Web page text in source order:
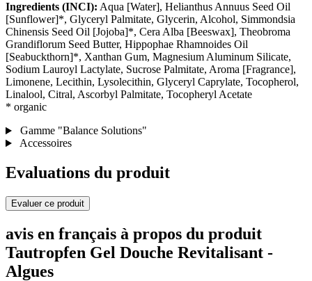
Ingredients (INCI): Aqua [Water], Helianthus Annuus Seed Oil
[Sunflower]*, Glyceryl Palmitate, Glycerin, Alcohol, Simmondsia
Chinensis Seed Oil [Jojoba]*, Cera Alba [Beeswax], Theobroma
Grandiflorum Seed Butter, Hippophae Rhamnoides Oil
[Seabuckthorn]*, Xanthan Gum, Magnesium Aluminum Silicate,
Sodium Lauroyl Lactylate, Sucrose Palmitate, Aroma [Fragrance],
Limonene, Lecithin, Lysolecithin, Glyceryl Caprylate, Tocopherol,
Linalool, Citral, Ascorbyl Palmitate, Tocopheryl Acetate
* organic
Gamme "Balance Solutions"
Accessoires
Evaluations du produit
Evaluer ce produit
avis en français à propos du produit
Tautropfen Gel Douche Revitalisant -
Algues